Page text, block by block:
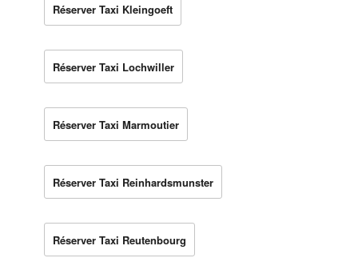
Réserver Taxi Kleingoeft
Réserver Taxi Lochwiller
Réserver Taxi Marmoutier
Réserver Taxi Reinhardsmunster
Réserver Taxi Reutenbourg